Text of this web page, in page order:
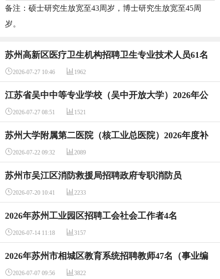
备注：硕士研究生放宽至43周岁，博士研究生放宽至45周
岁。
苏州高新区医疗卫生机构招聘卫生专业技术人员61名
（编外合同制）
2026-07-27 10:46  1962
江苏省吴中中等专业学校（吴中开放大学）2026年公
开招聘教师7人
2026-07-27 08:51  1521
苏州大学附属第二医院（核工业总医院）2026年度补
充招聘
2026-07-22 09:32  2089
苏州市吴江区消防救援局招聘政府专职消防员
2026-07-20 10:41  2233
2026年苏州工业园区招聘工会社会工作者4名
2026-07-14 11:18  3157
2026年苏州市相城区教育系统招聘教师47名（事业编
制）
2026-07-07 09:56  3822